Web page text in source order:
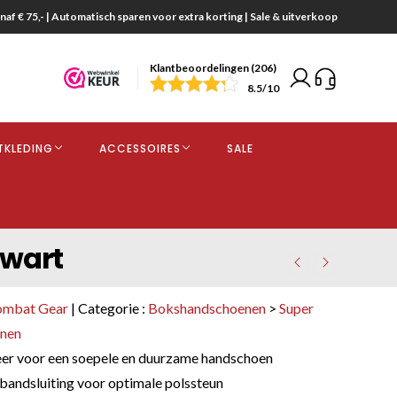
€ 75,- | Automatisch sparen voor extra korting | Sale & uitverkoop
Klantbeoordelingen (206)
8.5/10
ACCESSOIRES SALE
Gear | Categorie : Bokshandschoenen >Super
voor een soepele en duurzame handschoen
voor optimale polssteun